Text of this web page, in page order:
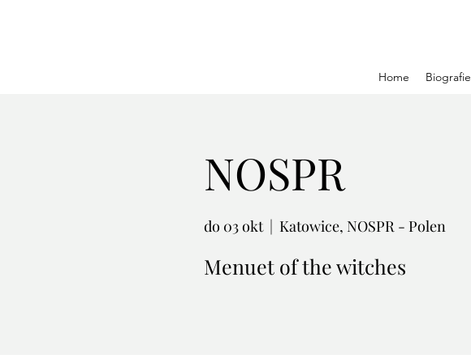
Home Biografie
NOSPR
do 03 okt
  |
Katowice, NOSPR - Polen
Menuet of the witches